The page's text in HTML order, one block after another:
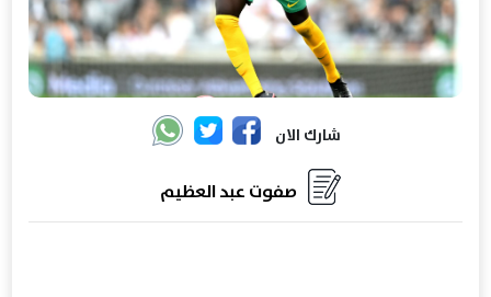
شارك الان
صفوت عبد العظيم